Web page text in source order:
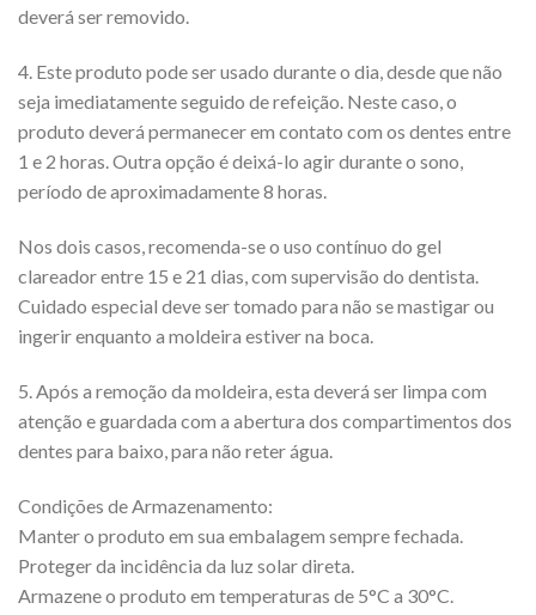
deverá ser removido.
4. Este produto pode ser usado durante o dia, desde que não
seja imediatamente seguido de refeição. Neste caso, o
produto deverá permanecer em contato com os dentes entre
1 e 2 horas. Outra opção é deixá-lo agir durante o sono,
período de aproximadamente 8 horas.
Nos dois casos, recomenda-se o uso contínuo do gel
clareador entre 15 e 21 dias, com supervisão do dentista.
Cuidado especial deve ser tomado para não se mastigar ou
ingerir enquanto a moldeira estiver na boca.
5. Após a remoção da moldeira, esta deverá ser limpa com
atenção e guardada com a abertura dos compartimentos dos
dentes para baixo, para não reter água.
Condições de Armazenamento:
Manter o produto em sua embalagem sempre fechada.
Proteger da incidência da luz solar direta.
Armazene o produto em temperaturas de 5°C a 30°C.